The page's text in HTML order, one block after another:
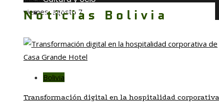
viernes, agosto 7
Inversiones y negocios
Noticias Bolivia
Bolivia
Transformación digital en la hospitalidad